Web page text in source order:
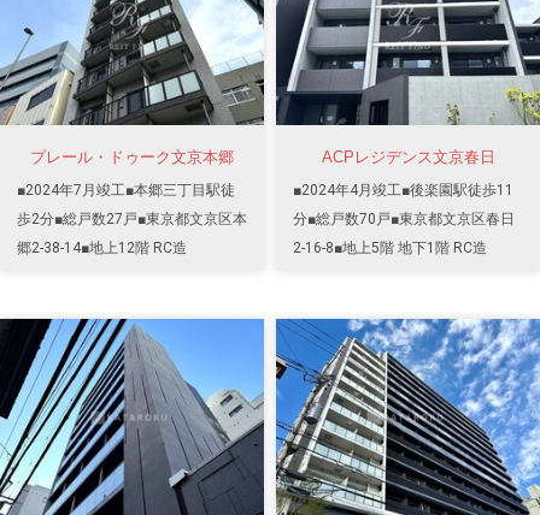
プレール・ドゥーク文京本郷
■2024年7月竣工■本郷三丁目駅徒
歩2分■総戸数27戸■東京都文京区本
郷2-38-14■地上12階 RC造
ACPレジデンス文京春日
■2024年4月竣工■後楽園駅徒歩11
分■総戸数70戸■東京都文京区春日
2-16-8■地上5階 地下1階 RC造